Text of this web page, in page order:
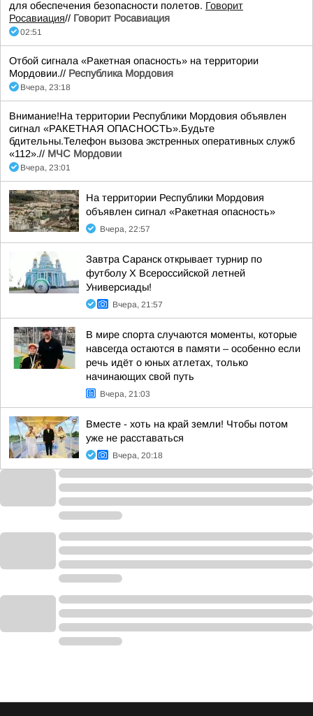
для обеспечения безопасности полетов. Говорит
Росавиация// Говорит Росавиация
02:51
Отбой сигнала «Ракетная опасность» на территории
Мордовии.// Республика Мордовия
Вчера, 23:18
Внимание!На территории Республики Мордовия объявлен
сигнал «РАКЕТНАЯ ОПАСНОСТЬ».Будьте
бдительны.Телефон вызова экстренных оперативных служб
«112».// МЧС Мордовии
Вчера, 23:01
На территории Республики Мордовия
объявлен сигнал «Ракетная опасность»
Вчера, 22:57
Завтра Саранск открывает турнир по
футболу X Всероссийской летней
Универсиады!
Вчера, 21:57
В мире спорта случаются моменты, которые
навсегда остаются в памяти – особенно если
речь идёт о юных атлетах, только
начинающих свой путь
Вчера, 21:03
Вместе - хоть на край земли! Чтобы потом
уже не расставаться
Вчера, 20:18